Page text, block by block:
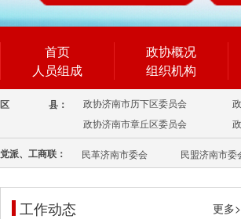
首页
人员组成
政协概况
组织机构
区 县： 政协济南市历下区委员会
政协济南市章丘区委员会
党派、工商联： 民革济南市委会 民盟济南市委
工作动态
更多